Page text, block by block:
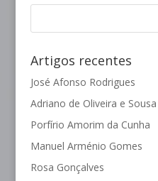
Artigos recentes
José Afonso Rodrigues
Adriano de Oliveira e Sousa
Porfírio Amorim da Cunha
Manuel Arménio Gomes
Rosa Gonçalves